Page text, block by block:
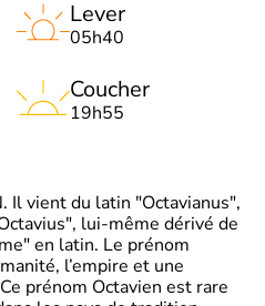
Lever
05h40
Coucher
19h55
Il vient du latin "Octavianus",
lui-même dérivé de
en latin. Le prénom
l’empire et une
prénom Octavien est rare